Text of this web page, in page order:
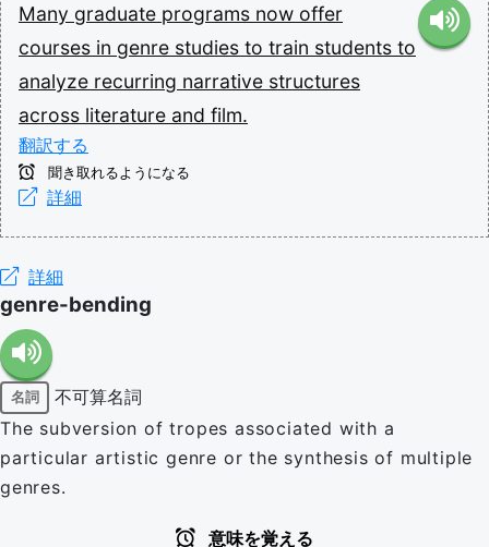
Many graduate programs now offer
courses in genre studies to train students to
analyze recurring narrative structures
across literature and film.
翻訳する
聞き取れるようになる
詳細
詳細
genre-bending
名詞
不可算名詞
The subversion of tropes associated with a
particular artistic genre or the synthesis of multiple
genres.
意味を覚える